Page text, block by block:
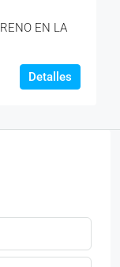
EN LA
Detalles